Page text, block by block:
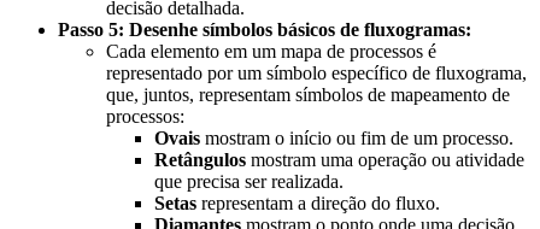
decisão detalhada.
Passo 5: Desenhe símbolos básicos de fluxogramas:
Cada elemento em um mapa de processos é
representado por um símbolo específico de fluxograma,
que, juntos, representam símbolos de mapeamento de
processos:
Ovais mostram o início ou fim de um processo.
Retângulos mostram uma operação ou atividade
que precisa ser realizada.
Setas representam a direção do fluxo.
Diamantes mostram o ponto onde uma decisão